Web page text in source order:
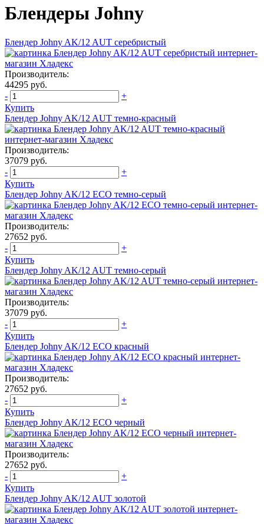
Блендеры Johny
Блендер Johny AK/12 AUT серебристый
Производитель:
44295 руб.
-
+
Купить
Блендер Johny AK/12 AUT темно-красный
Производитель:
37079 руб.
-
+
Купить
Блендер Johny AK/12 ECO темно-серый
Производитель:
27652 руб.
-
+
Купить
Блендер Johny AK/12 AUT темно-серый
Производитель:
37079 руб.
-
+
Купить
Блендер Johny AK/12 ECO красный
Производитель:
27652 руб.
-
+
Купить
Блендер Johny AK/12 ECO черный
Производитель:
27652 руб.
-
+
Купить
Блендер Johny AK/12 AUT золотой